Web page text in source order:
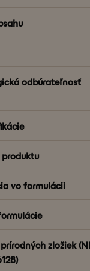
odbúrateľnosť
produktu
vo formulácii
zložiek (NI